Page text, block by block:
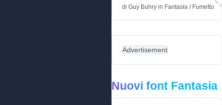
di Guy Buhry in Fantasia / Fumetto
Advertisement
Nuovi font Fantasia